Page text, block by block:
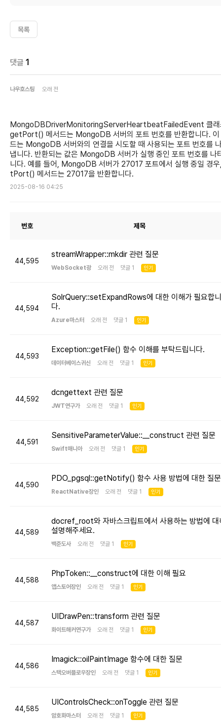
목록
댓글 1
나우호스팅 오래 전
MongoDBDriverMonitoringServerHeartbeatFailedEvent 클래
getPort() 메서드는 MongoDB 서버의 포트 번호를 반환합니다. 이
드는 MongoDB 서버와의 연결을 시도할 때 사용되는 포트 번호를
냅니다. 반환되는 값은 MongoDB 서버가 실행 중인 포트 번호를 나
니다. 예를 들어, MongoDB 서버가 27017 포트에서 실행 중일 경
tPort() 메서드는 27017을 반환합니다.
2025-08-16 04:25
번호 제목
44,595
streamWrapper::mkdir 관련 질문
WebSocket광 오래 전 댓글 1 인기
44,594
SolrQuery::setExpandRows에 대한 이해가 필요합니
다.
Azure마스터 오래 전 댓글 1 인기
44,593
Exception::getFile() 함수 이해를 부탁드립니다.
데이터베이스귀신 오래 전 댓글 1 인기
44,592
dcngettext 관련 질문
JWT연구가 오래 전 댓글 1 인기
44,591
SensitiveParameterValue::__construct 관련 질문
Swift매니아 오래 전 댓글 1 인기
44,590
PDO_pgsql::getNotify() 함수 사용 방법에 대한 질문
ReactNative장인 오래 전 댓글 1 인기
44,589
docref_root와 자바스크립트에서 사용하는 방법에 대
설명해주세요.
백준도사 오래 전 댓글 1 인기
44,588
PhpToken::__construct에 대한 이해 필요
앱스토어장인 오래 전 댓글 1 인기
44,587
UIDrawPen::transform 관련 질문
화이트해커연구가 오래 전 댓글 1 인기
44,586
Imagick::oilPaintImage 함수에 대한 질문
스택오버플로우장인 오래 전 댓글 1 인기
44,585
UIControlsCheck::onToggle 관련 질문
암호화마스터 오래 전 댓글 1 인기